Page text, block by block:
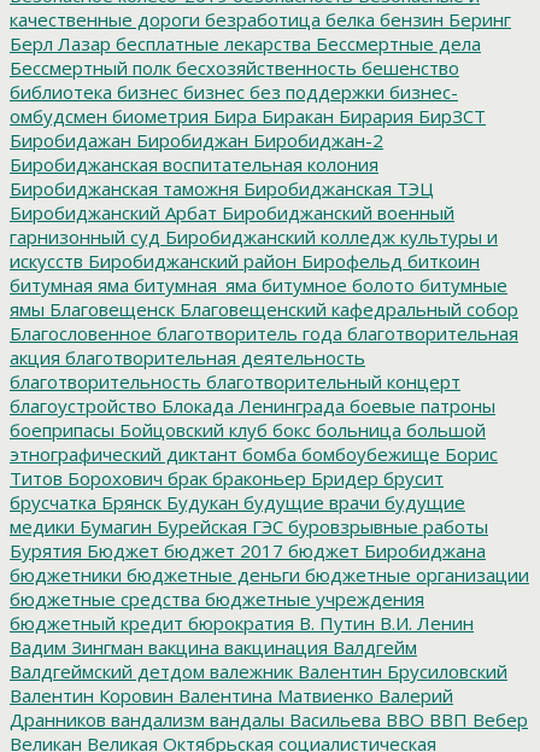
качественные дороги безработица белка бензин Беринг
Берл Лазар бесплатные лекарства Бессмертные дела
Бессмертный полк бесхозяйственность бешенство
библиотека бизнес бизнес без поддержки бизнес-
омбудсмен биометрия Бира Биракан Бирария БирЗСТ
Биробидажан Биробиджан Биробиджан-2
Биробиджанская воспитательная колония
Биробиджанская таможня Биробиджанская ТЭЦ
Биробиджанский Арбат Биробиджанский военный
гарнизонный суд Биробиджанский колледж культуры и
искусств Биробиджанский район Бирофельд биткоин
битумная яма битумная_яма битумное болото битумные
ямы Благовещенск Благовещенский кафедральный собор
Благословенное благотворитель года благотворительная
акция благотворительная деятельность
благотворительность благотворительный концерт
благоустройство Блокада Ленинграда боевые патроны
боеприпасы Бойцовский клуб бокс больница большой
этнографический диктант бомба бомбоубежище Борис
Титов Борохович брак браконьер Бридер брусит
брусчатка Брянск Будукан будущие врачи будущие
медики Бумагин Бурейская ГЭС буровзрывные работы
Бурятия Бюджет бюджет 2017 бюджет Биробиджана
бюджетники бюджетные деньги бюджетные организации
бюджетные средства бюджетные учреждения
бюджетный кредит бюрократия В. Путин В.И. Ленин
Вадим Зингман вакцина вакцинация Валдгейм
Валдгеймский детдом валежник Валентин Брусиловский
Валентин Коровин Валентина Матвиенко Валерий
Дранников вандализм вандалы Васильева ВВО ВВП Вебер
Великан Великая Октябрьская социалистическая